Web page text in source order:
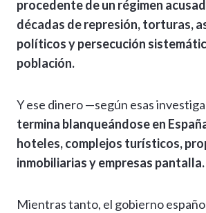
procedente de un régimen
décadas de represión, torturas,
políticos y persecución
población.
Y ese dinero —según esas
termina blanqueándose en
hoteles, complejos turísticos,
inmobiliarias y empresas pantalla.
Mientras tanto, el gobierno